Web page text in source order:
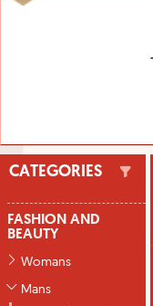
CATEGORIES
FASHION AND
BEAUTY
Womans
Mans